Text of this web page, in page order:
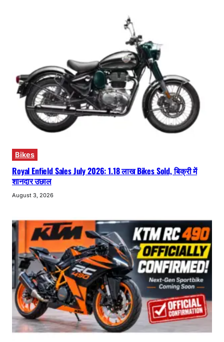
Bikes
Royal Enfield Sales July 2026: 1.18 लाख Bikes Sold, बिक्री में
शानदार उछाल
August 3, 2026